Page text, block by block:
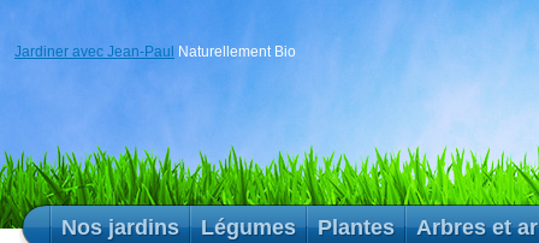
Jardiner avec Jean-Paul Naturellement Bio
Nos jardins Légumes Plantes
Arbres et